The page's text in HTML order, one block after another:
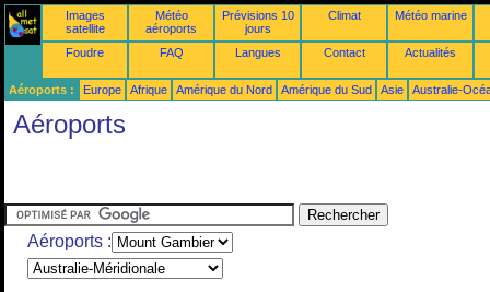
Images
satellite
Météo
aéroports
Prévisions 10
jours
Climat Météo marine
Foudre FAQ Langues Contact Actualités
Aéroports : Europe Afrique Amérique du Nord Amérique du Sud Asie Australie-
Aéroports
Aéroports :